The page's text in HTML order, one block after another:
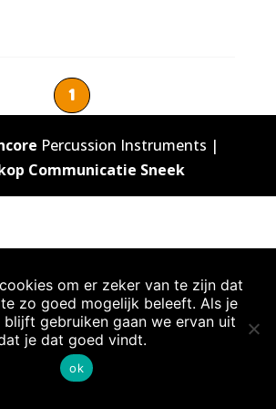
1
Percussion Instruments |
Communicatie Sneek
om er zeker van te zijn dat
zo goed mogelijk beleeft. Als je
gebruiken gaan we ervan uit
je dat goed vindt.
ok